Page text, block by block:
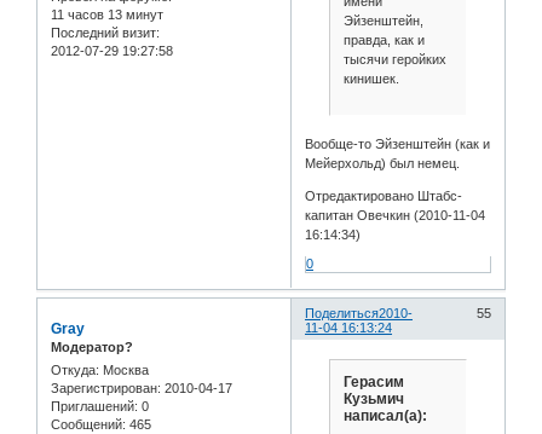
11 часов 13 минут
Последний визит:
2012-07-29 19:27:58
Эйзенштейн,
правда, как и
тысячи геройких
кинишек.
Вообще-то Эйзенштейн (как и
Мейерхольд) был немец.
Отредактировано Штабс-
капитан Овечкин (2010-11-04
16:14:34)
0
Поделиться 55
2010-
11-04 16:13:24
Gray
Модератор?
Откуда: Москва
Зарегистрирован: 2010-04-17
Приглашений: 0
Сообщений: 465
Герасим
Кузьмич
написал(а):